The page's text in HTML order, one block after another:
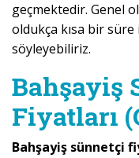
geçmektedir. Genel
oldukça kısa bir
söyleyebiliriz.
Bahşayiş
Fiyatları
Bahşayiş sünnetçi